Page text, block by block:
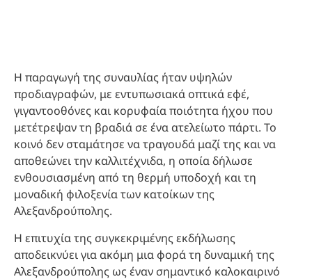
Η παραγωγή της συναυλίας ήταν υψηλών
προδιαγραφών, με εντυπωσιακά οπτικά εφέ,
γιγαντοοθόνες και κορυφαία ποιότητα ήχου που
μετέτρεψαν τη βραδιά σε ένα ατελείωτο πάρτι. Το
κοινό δεν σταμάτησε να τραγουδά μαζί της και να
αποθεώνει την καλλιτέχνιδα, η οποία δήλωσε
ενθουσιασμένη από τη θερμή υποδοχή και τη
μοναδική φιλοξενία των κατοίκων της
Αλεξανδρούπολης.
Η επιτυχία της συγκεκριμένης εκδήλωσης
αποδεικνύει για ακόμη μια φορά τη δυναμική της
Αλεξανδρούπολης ως έναν σημαντικό καλοκαιρινό